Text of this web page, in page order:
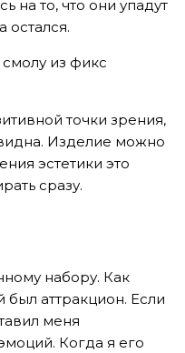
на то, что они упадут
остался.
точки зрения,
Изделие можно
эстетики это
сразу.
набору. Как
был аттракцион. Если
меня
Когда я его